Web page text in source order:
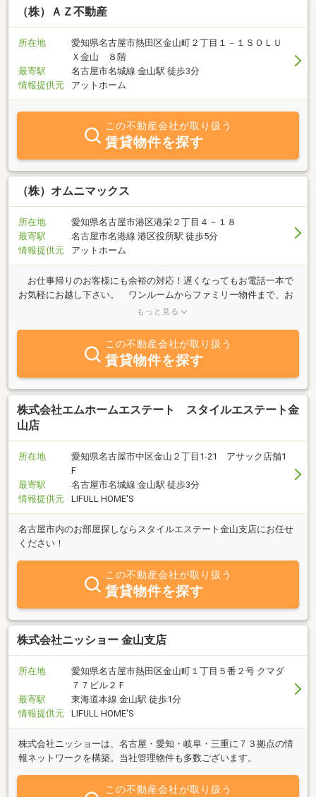
（株）ＡＺ不動産
所在地
愛知県名古屋市熱田区金山町２丁目１－１ＳＯＬＵ
Ｘ金山 ８階
最寄駅
名古屋市名城線 金山駅 徒歩3分
情報提供元
アットホーム
この不動産会社が取り扱う
賃貸物件を探す
（株）オムニマックス
所在地
愛知県名古屋市港区港栄２丁目４－１８
最寄駅
名古屋市名港線 港区役所駅 徒歩5分
情報提供元
アットホーム
お仕事帰りのお客様にも余裕の対応！遅くなってもお電話一本で
お気軽にお越し下さい。 ワンルームからファミリー物件まで、お
客様のこだわり条件、理想にあったお部屋をご紹介させて頂きま
杯お探しいたします。 まずは、お電話・メールにてご連絡下さ
もっと見る
この不動産会社が取り扱う
賃貸物件を探す
株式会社エムホームエステート スタイルエステート金
山店
所在地
愛知県名古屋市中区金山２丁目1-21 アサック店舗1
F
最寄駅
名古屋市名城線 金山駅 徒歩3分
情報提供元
LIFULL HOME'S
名古屋市内のお部屋探しならスタイルエステート金山支店にお任せ
ください！
この不動産会社が取り扱う
賃貸物件を探す
株式会社ニッショー 金山支店
所在地
愛知県名古屋市熱田区金山町１丁目５番２号 クマダ
７７ビル２Ｆ
最寄駅
東海道本線 金山駅 徒歩1分
情報提供元
LIFULL HOME'S
株式会社ニッショーは、名古屋・愛知・岐阜・三重に７３拠点の情
報ネットワークを構築。当社管理物件も多数ございます。
この不動産会社が取り扱う